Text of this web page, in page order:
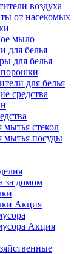
воздуха
от насекомых
мыло
для белья
для белья
для белья
средства
мытья стекол
мытья посуды
за домом
Акция
Акция